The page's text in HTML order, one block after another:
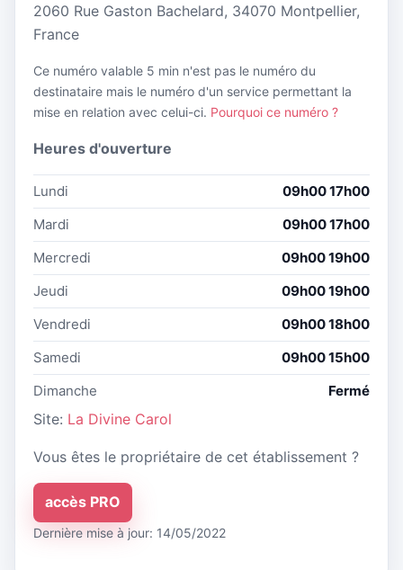
2060 Rue Gaston Bachelard, 34070 Montpellier,
France
Ce numéro valable 5 min n'est pas le numéro du
destinataire mais le numéro d'un service permettant la
mise en relation avec celui-ci. Pourquoi ce numéro ?
Heures d'ouverture
Lundi
09h00 17h00
Mardi
09h00 17h00
Mercredi
09h00 19h00
Jeudi
09h00 19h00
Vendredi
09h00 18h00
Samedi
09h00 15h00
Dimanche
Fermé
Site: La Divine Carol
Vous êtes le propriétaire de cet établissement ?
accès PRO
Dernière mise à jour: 14/05/2022